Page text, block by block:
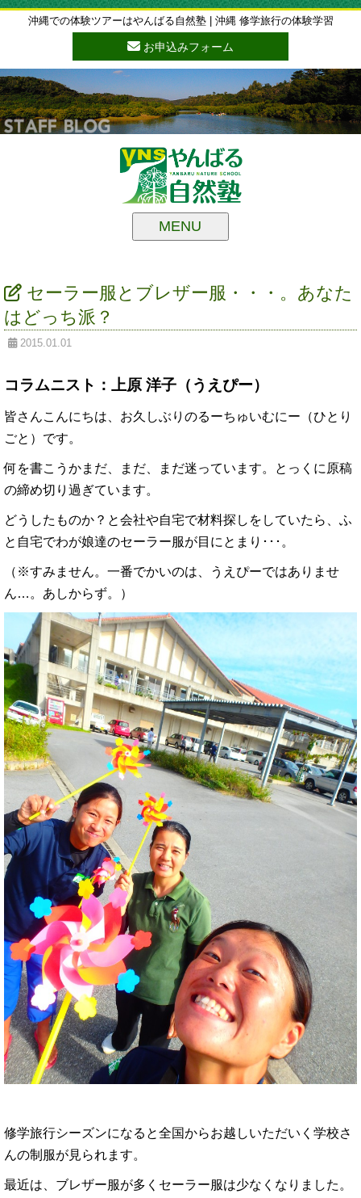
沖縄での体験ツアーはやんばる自然塾 | 沖縄 修学旅行の体験学習
お申込みフォーム
MENU
セーラー服とブレザー服・・・。あなた
はどっち派？
2015.01.01
コラムニスト：上原 洋子（うえぴー）
皆さんこんにちは、お久しぶりのるーちゅいむにー（ひとり
ごと）です。
何を書こうかまだ、まだ、まだ迷っています。とっくに原稿
の締め切り過ぎています。
どうしたものか？と会社や自宅で材料探しをしていたら、ふ
と自宅でわが娘達のセーラー服が目にとまり･･･。
（※すみません。一番でかいのは、うえぴーではありませ
ん…。あしからず。）
修学旅行シーズンになると全国からお越しいただいく学校さ
んの制服が見られます。
最近は、ブレザー服が多くセーラー服は少なくなりました。